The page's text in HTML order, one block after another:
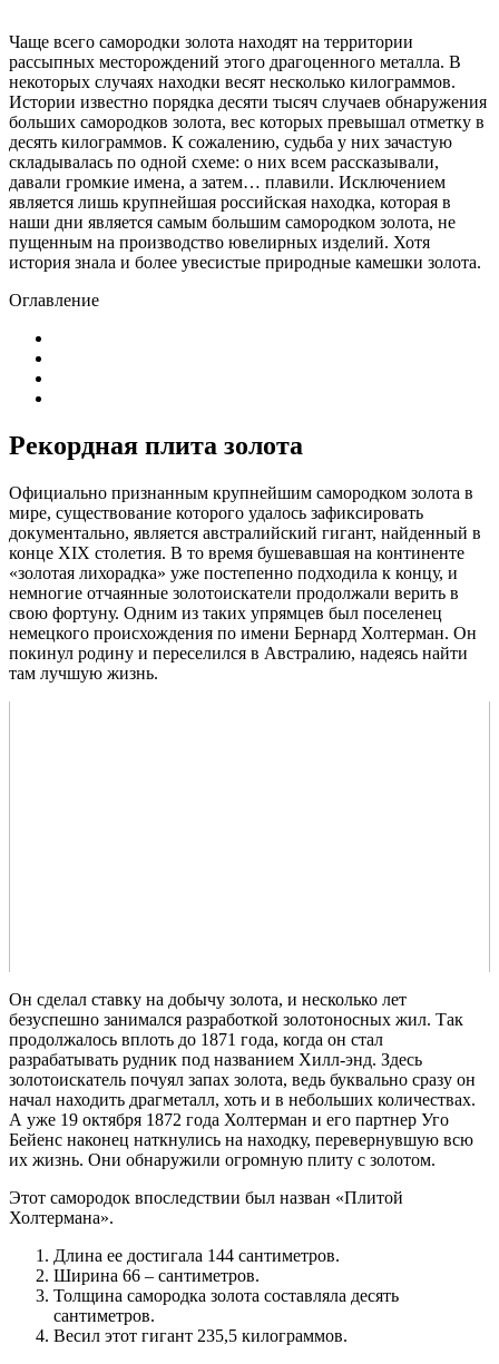
Чаще всего самородки золота находят на территории
рассыпных месторождений этого драгоценного металла. В
некоторых случаях находки весят несколько килограммов.
Истории известно порядка десяти тысяч случаев обнаружения
больших самородков золота, вес которых превышал отметку в
десять килограммов. К сожалению, судьба у них зачастую
складывалась по одной схеме: о них всем рассказывали,
давали громкие имена, а затем… плавили. Исключением
является лишь крупнейшая российская находка, которая в
наши дни является самым большим самородком золота, не
пущенным на производство ювелирных изделий. Хотя
история знала и более увесистые природные камешки золота.
Оглавление
Рекордная плита золота
Официально признанным крупнейшим самородком золота в
мире, существование которого удалось зафиксировать
документально, является австралийский гигант, найденный в
конце XIX столетия. В то время бушевавшая на континенте
«золотая лихорадка» уже постепенно подходила к концу, и
немногие отчаянные золотоискатели продолжали верить в
свою фортуну. Одним из таких упрямцев был поселенец
немецкого происхождения по имени Бернард Холтерман. Он
покинул родину и переселился в Австралию, надеясь найти
там лучшую жизнь.
Он сделал ставку на добычу золота, и несколько лет
безуспешно занимался разработкой золотоносных жил. Так
продолжалось вплоть до 1871 года, когда он стал
разрабатывать рудник под названием Хилл-энд. Здесь
золотоискатель почуял запах золота, ведь буквально сразу он
начал находить драгметалл, хоть и в небольших количествах.
А уже 19 октября 1872 года Холтерман и его партнер Уго
Бейенс наконец наткнулись на находку, перевернувшую всю
их жизнь. Они обнаружили огромную плиту с золотом.
Этот самородок впоследствии был назван «Плитой
Холтермана».
Длина ее достигала 144 сантиметров.
Ширина 66 – сантиметров.
Толщина самородка золота составляла десять
сантиметров.
Весил этот гигант 235,5 килограммов.